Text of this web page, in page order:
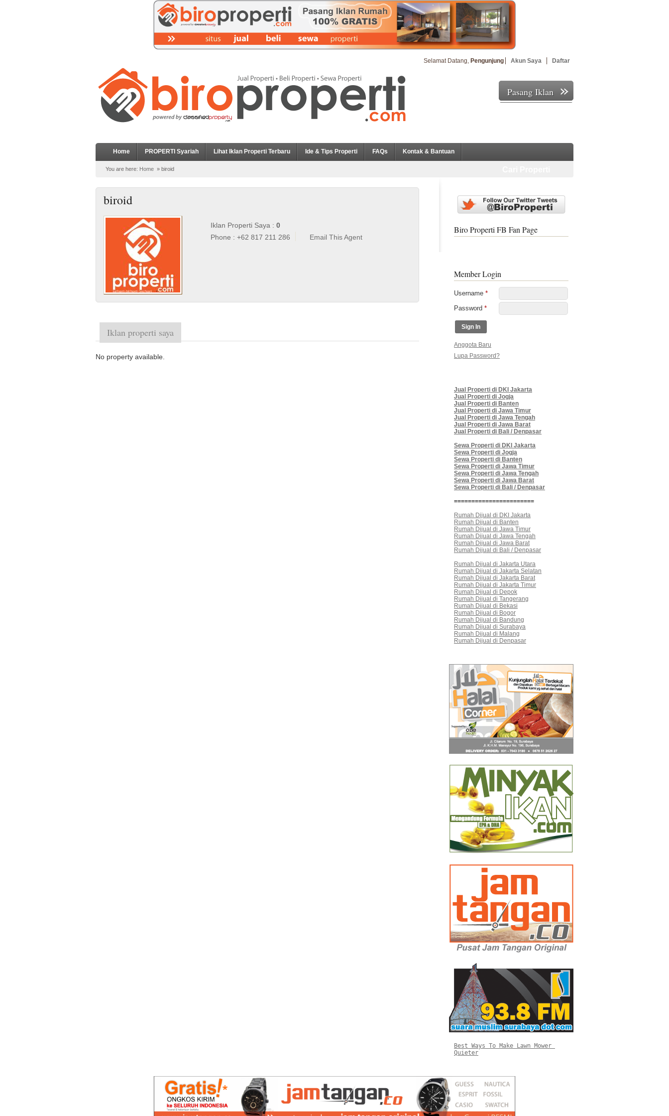
Selamat Datang, Pengunjung Akun Saya Daftar
Pasang Iklan
Home PROPERTI Syariah Lihat Iklan Properti Terbaru Ide & Tips Properti FAQs Kontak & Bantuan
You are here: Home » biroid
biroid
Iklan Properti Saya : 0
Phone : +62 817 211 286
Email This Agent
Iklan properti saya
No property available.
Biro Properti FB Fan Page
Member Login
Username *
Password *
Anggota Baru
Lupa Password?
Jual Properti di DKI Jakarta
Jual Properti di Jogja
Jual Properti di Banten
Jual Properti di Jawa Timur
Jual Properti di Jawa Tengah
Jual Properti di Jawa Barat
Jual Properti di Bali / Denpasar
Sewa Properti di DKI Jakarta
Sewa Properti di Jogja
Sewa Properti di Banten
Sewa Properti di Jawa Timur
Sewa Properti di Jawa Tengah
Sewa Properti di Jawa Barat
Sewa Properti di Bali / Denpasar
=======================
Rumah Dijual di DKI Jakarta
Rumah Dijual di Banten
Rumah Dijual di Jawa Timur
Rumah Dijual di Jawa Tengah
Rumah Dijual di Jawa Barat
Rumah Dijual di Bali / Denpasar
Rumah Dijual di Jakarta Utara
Rumah Dijual di Jakarta Selatan
Rumah Dijual di Jakarta Barat
Rumah Dijual di Jakarta Timur
Rumah Dijual di Depok
Rumah Dijual di Tangerang
Rumah Dijual di Bekasi
Rumah Dijual di Bogor
Rumah Dijual di Bandung
Rumah Dijual di Surabaya
Rumah Dijual di Malang
Rumah Dijual di Denpasar
Best Ways To Make Lawn Mower
Quieter